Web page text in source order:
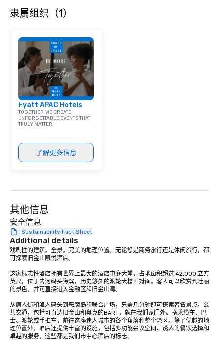
隶属组织（1）
Hyatt APAC Hotels
TOGETHER, WE CREATE
UNFORGETTABLE EVENTS THAT
TRULY MATTER.
了解更多信息
其他信息
安全信息
Sustainability Fact Sheet
Additional details
戏剧性的建筑。全景。完美的地理位置。无论您是商务旅行还是休闲旅行，都
可探索旧金山凯悦酒店。
这家标志性酒店拥有世界上最大的酒店中庭大堂，占地面积超过 42,000 立方
英尺，位于内河码头海滨，历史悠久的渡轮大楼正对面。客人可以欣赏到壮丽
的景色，并可直接进入金融区和旧金山湾。
从唐人街和渔人码头到恶魔岛和联合广场，只需几分钟即可探索著名景点。公
共交通，包括可直达旧金山和奥克的BART，就在我们家门外。搭乘缆车、巴
士、渡轮或手推车，前往这座迷人城市的各个角落和整个湾区。除了优越的地
理位置外，酒店还提供丰富的设施，包括多功能会议空间、诱人的餐饮选择和
卓越的服务，这些都是我们市中心酒店的标志。